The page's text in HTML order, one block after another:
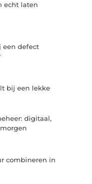
echt laten
een defect
bij een lekke
digitaal,
combineren in